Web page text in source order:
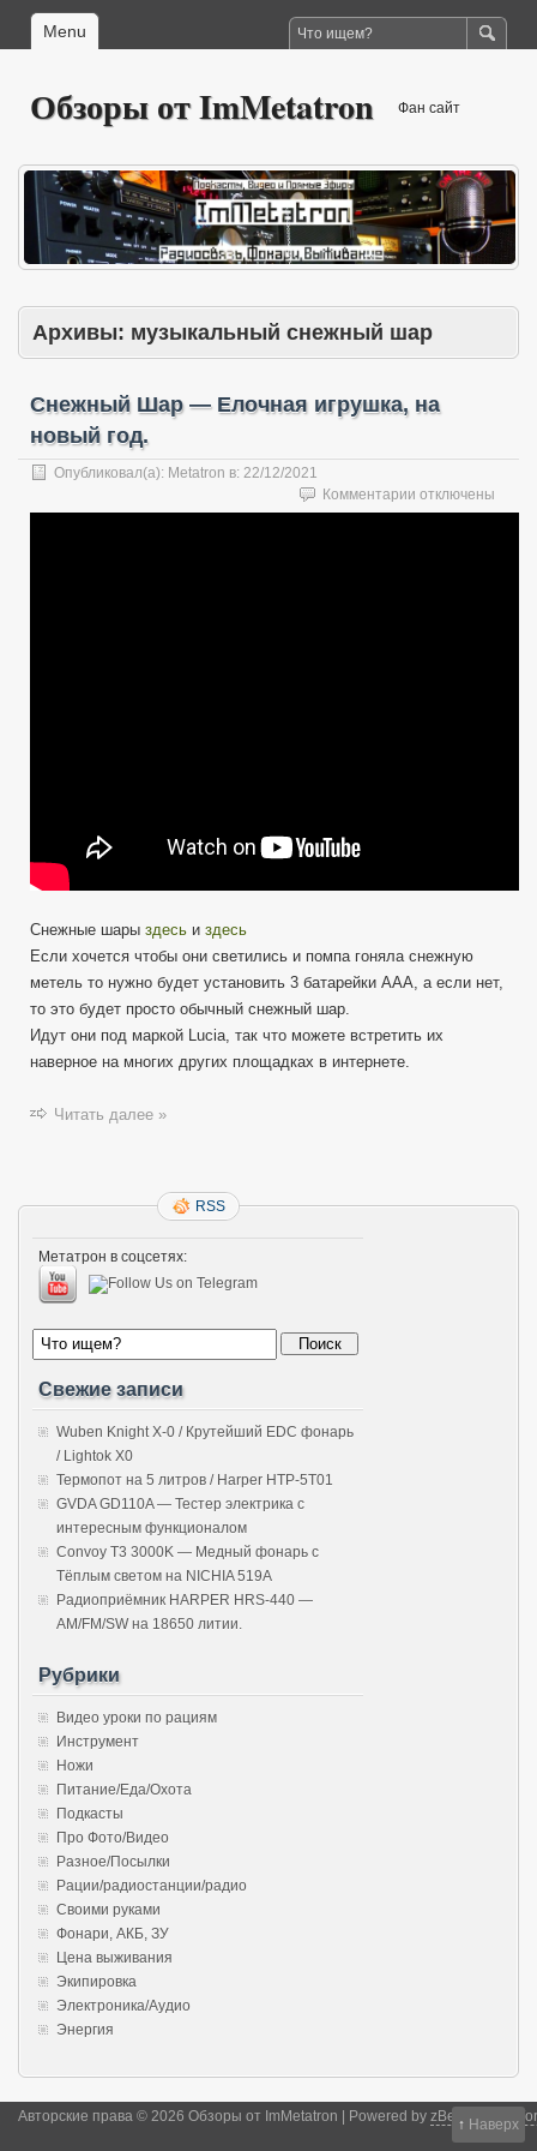
Menu
Обзоры от ImMetatron Фан сайт
Архивы: музыкальный снежный шар
Снежный Шар — Елочная игрушка, на
новый год.
Опубликовал(а): Metatron в: 22/12/2021
Комментарии к
записи
отключены
Снежные шары здесь и здесь
Если хочется чтобы они светились и помпа гоняла снежную
метель то нужно будет установить 3 батарейки ААА, а если нет,
то это будет просто обычный снежный шар.
Идут они под маркой Lucia, так что можете встретить их
наверное на многих других площадках в интернете.
Читать далее »
RSS
Метатрон в соцсетях:
Свежие записи
Wuben Knight X-0 / Крутейший EDC фонарь
/ Lightok X0
Термопот на 5 литров / Harper HTP-5T01
GVDA GD110A — Тестер электрика с
интересным функционалом
Convoy T3 3000K — Медный фонарь с
Тёплым светом на NICHIA 519A
Радиоприёмник HARPER HRS-440 —
AM/FM/SW на 18650 литии.
Рубрики
Видео уроки по рациям
Инструмент
Ножи
Питание/Еда/Охота
Подкасты
Про Фото/Видео
Разное/Посылки
Рации/радиостанции/радио
Своими руками
Фонари, АКБ, ЗУ
Цена выживания
Экипировка
Электроника/Аудио
Энергия
Авторские права © 2026 Обзоры от ImMetatron | Powered by zBench
↑ Наверх